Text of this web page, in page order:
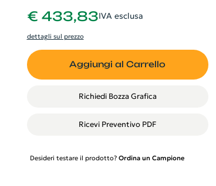
€ 433,83IVA esclusa
dettagli sul prezzo
Aggiungi al Carrello
Richiedi Bozza Grafica
Ricevi Preventivo PDF
Desideri testare il prodotto? Ordina un Campione